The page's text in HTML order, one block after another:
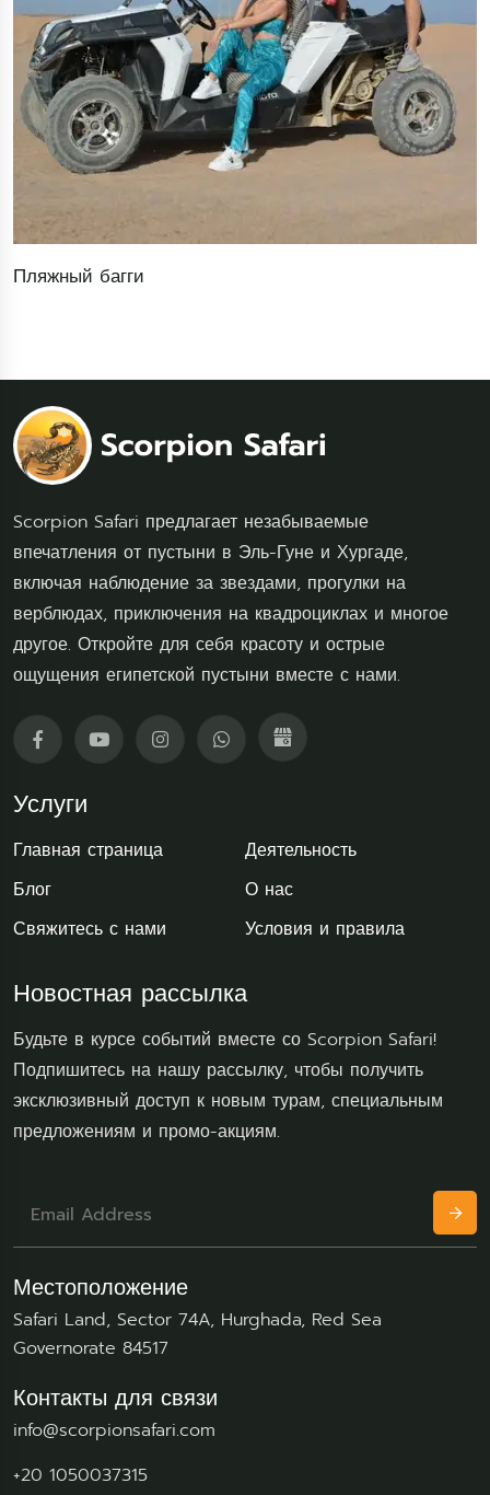
Пляжный багги
Scorpion Safari предлагает незабываемые
впечатления от пустыни в Эль-Гуне и Хургаде,
включая наблюдение за звездами, прогулки на
верблюдах, приключения на квадроциклах и многое
другое. Откройте для себя красоту и острые
ощущения египетской пустыни вместе с нами.
Услуги
Главная страница
Деятельность
Блог
О нас
Свяжитесь с нами
Условия и правила
Новостная рассылка
Будьте в курсе событий вместе со Scorpion Safari!
Подпишитесь на нашу рассылку, чтобы получить
эксклюзивный доступ к новым турам, специальным
предложениям и промо-акциям.
Местоположение
Safari Land, Sector 74A, Hurghada, Red Sea
Governorate 84517
Контакты для связи
info@scorpionsafari.com
+20 1050037315